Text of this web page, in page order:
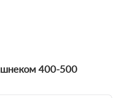
400-500